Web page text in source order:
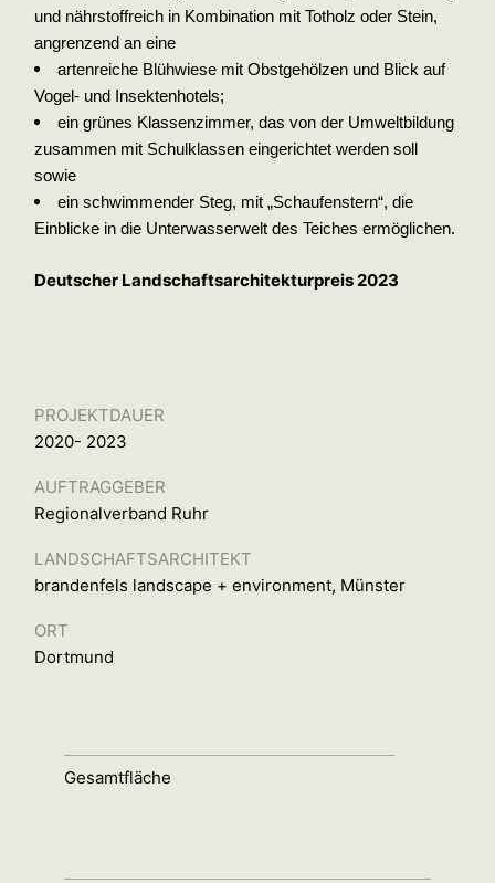
und nährstoffreich in Kombination mit Totholz oder Stein,
angrenzend an eine
artenreiche Blühwiese mit Obstgehölzen und Blick auf
Vogel- und Insektenhotels;
ein grünes Klassenzimmer, das von der Umweltbildung
zusammen mit Schulklassen eingerichtet werden soll
sowie
ein schwimmender Steg, mit „Schaufenstern“, die
Einblicke in die Unterwasserwelt des Teiches ermöglichen.
Deutscher Landschaftsarchitekturpreis 2023
PROJEKTDAUER
2020- 2023
AUFTRAGGEBER
Regionalverband Ruhr
LANDSCHAFTSARCHITEKT
brandenfels landscape + environment, Münster
ORT
Dortmund
Gesamtfläche